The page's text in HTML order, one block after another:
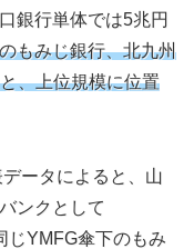
銀行単体では5兆円
もみじ銀行、北九州
、上位規模に位置
ータによると、山
ンクとして
じYMFG傘下のもみ